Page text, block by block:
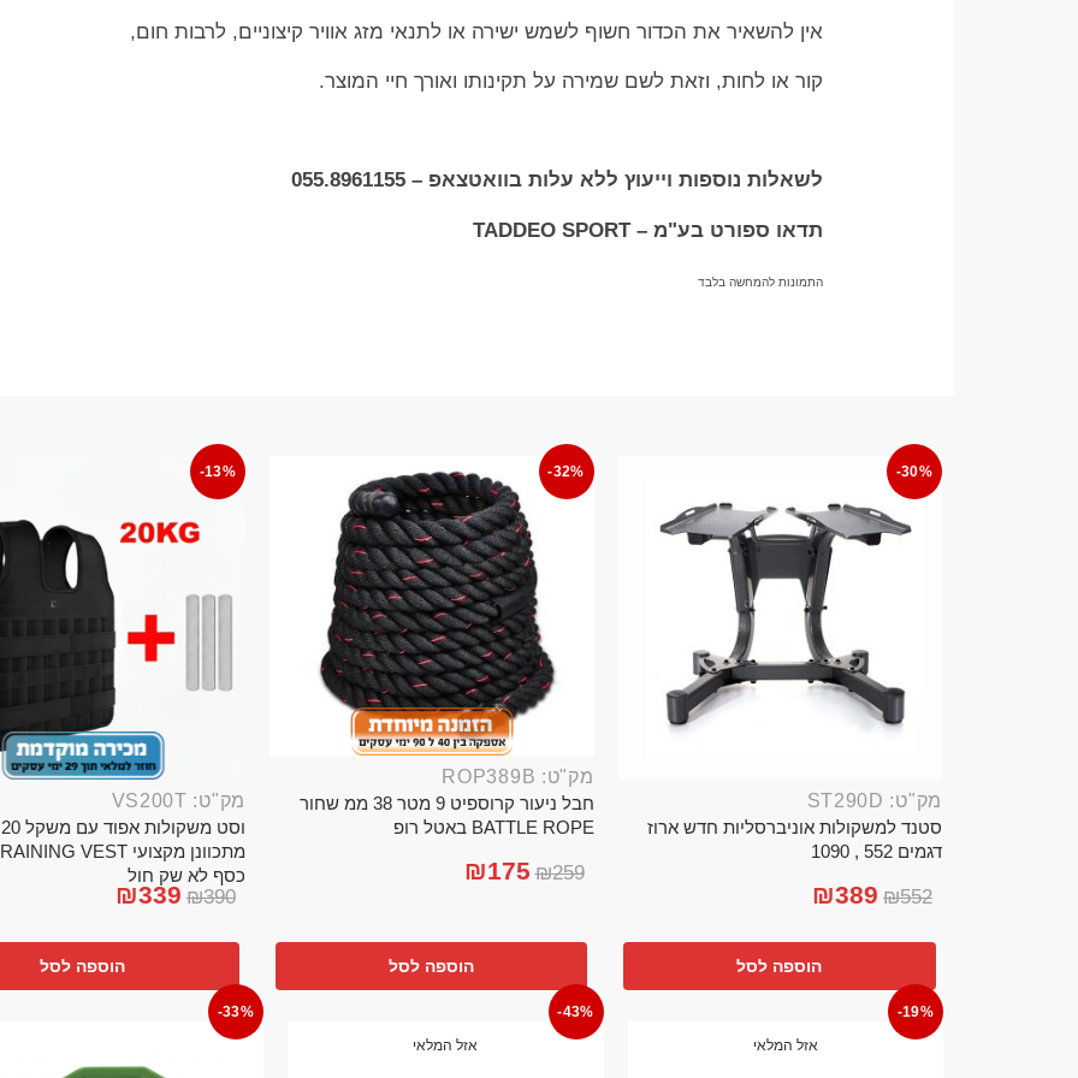
אין להשאיר את הכדור חשוף לשמש ישירה או לתנאי מזג אוויר קיצוניים, לרבות חום,
קור או לחות, וזאת לשם שמירה על תקינותו ואורך חיי המוצר.
לשאלות נוספות וייעוץ ללא עלות בוואטצאפ – 055.8961155
תדאו ספורט בע"מ – TADDEO SPORT
התמונות להמחשה בלבד
-30%
מק"ט: ST290D
סטנד למשקולות אוניברסליות חדש ארוז
דגמים 552 , 1090
₪552
₪389
הוספה לסל
-32%
מק"ט: ROP389B
חבל ניעור קרוספיט 9 מטר 38 ממ שחור
BATTLE ROPE באטל רופ
₪259
₪175
הוספה לסל
-13%
מק"ט: VS200T
כסף לא שק חול
₪390
₪339
הוספה לסל
-19%
אזל המלאי
-43%
אזל המלאי
-33%